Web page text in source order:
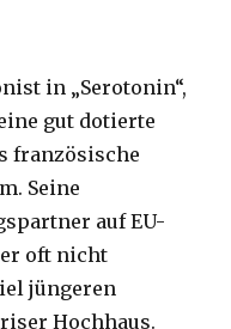
in „Serotonin“,
gut dotierte
französische
Seine
auf EU-
oft nicht
jüngeren
Hochhaus.